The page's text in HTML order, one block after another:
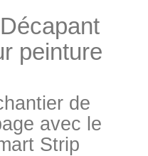
peinture
de
avec le
Strip